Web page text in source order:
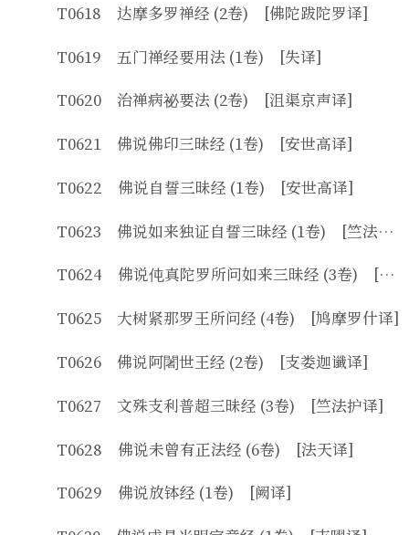
T0618 达摩多罗禅经 (2卷) [佛陀跋陀罗译]
T0619 五门禅经要用法 (1卷) [失译]
T0620 治禅病祕要法 (2卷) [沮渠京声译]
T0621 佛说佛印三昧经 (1卷) [安世高译]
T0622 佛说自誓三昧经 (1卷) [安世高译]
T0623 佛说如来独证自誓三昧经 (1卷) [竺法护译]
T0624 佛说伅真陀罗所问如来三昧经 (3卷) [支娄迦谶译]
T0625 大树紧那罗王所问经 (4卷) [鸠摩罗什译]
T0626 佛说阿闍世王经 (2卷) [支娄迦谶译]
T0627 文殊支利普超三昧经 (3卷) [竺法护译]
T0628 佛说未曾有正法经 (6卷) [法天译]
T0629 佛说放钵经 (1卷) [阙译]